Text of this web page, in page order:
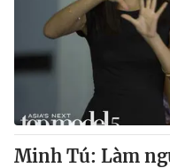
Minh Tú: Làm